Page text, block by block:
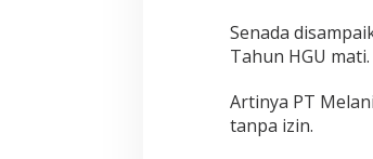
Senada
Tahun HGU mati.
Artinya PT
tanpa izin.